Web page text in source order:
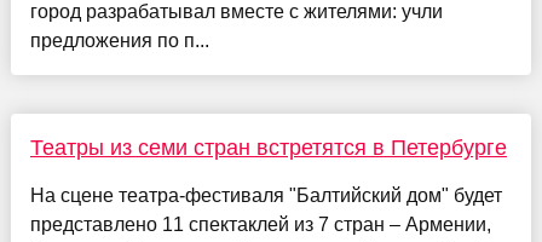
город разрабатывал вместе с жителями: учли
предложения по п...
Театры из семи стран встретятся в Петербурге
На сцене театра-фестиваля "Балтийский дом" будет
представлено 11 спектаклей из 7 стран – Армении,